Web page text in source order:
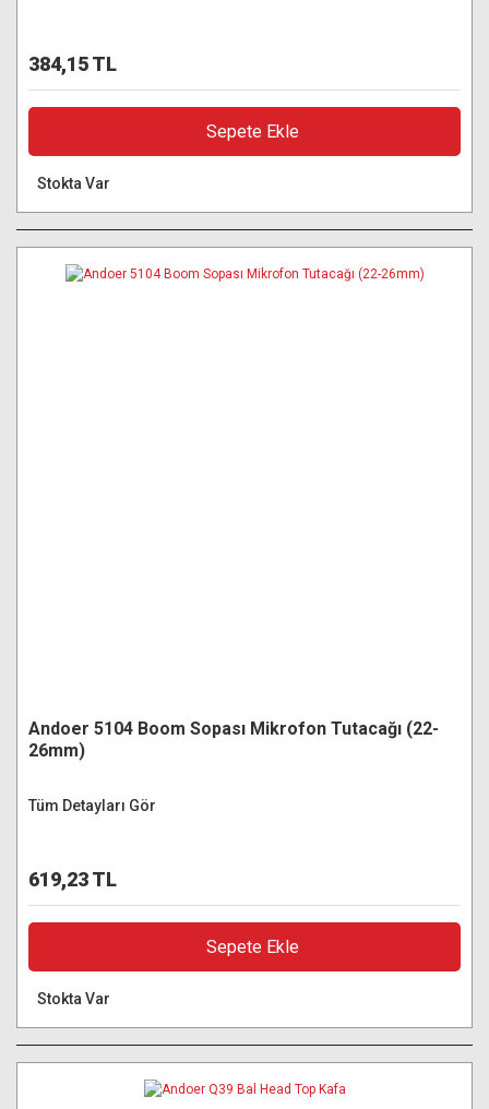
384,15 TL
Sepete Ekle
Stokta Var
Andoer 5104 Boom Sopası Mikrofon Tutacağı (22-
26mm)
Tüm Detayları Gör
619,23 TL
Sepete Ekle
Stokta Var